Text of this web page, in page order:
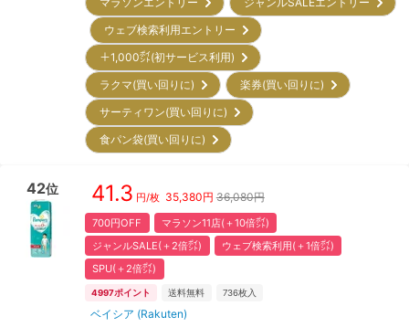
ウェブ検索利用エントリー
＋1,000㌽(初サービス利用)
ラクマ(買い回りに)
楽券(買い回りに)
サーティワン(買い回りに)
食パン袋(買い回りに)
42位 41.3 円/枚 35,380円 36,080円
700円OFF
マラソン11店(＋10倍㌽)
ジャンルSALE(＋2倍㌽)
ウェブ検索利用(＋1倍㌽)
SPU(＋2倍㌽)
4997ポイント 送料無料 736枚入
ベイシア (Rakuten)